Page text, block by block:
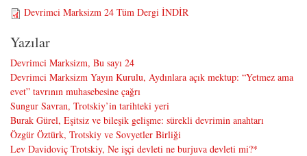
Devrimci Marksizm 24 Tüm Dergi İNDİR
Yazılar
Devrimci Marksizm, Bu sayı 24
Devrimci Marksizm Yayın Kurulu, Aydınlara açık mektup: “Yetmez ama
evet” tavrının muhasebesine çağrı
Sungur Savran, Trotskiy’in tarihteki yeri
Burak Gürel, Eşitsiz ve bileşik gelişme: sürekli devrimin anahtarı
Özgür Öztürk, Trotskiy ve Sovyetler Birliği
Lev Davidoviç Trotskiy, Ne işçi devleti ne burjuva devleti mi?*